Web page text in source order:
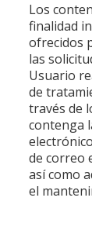
Los
finalidad
ofrecidos
las
Usuario
de
través de
contenga
de correo
así como
el